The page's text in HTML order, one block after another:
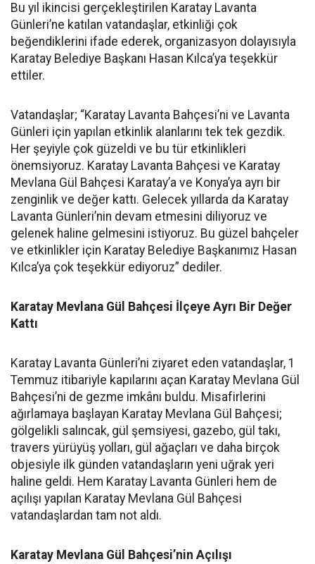
Bu yıl ikincisi gerçekleştirilen Karatay Lavanta
Günleri’ne katılan vatandaşlar, etkinliği çok
beğendiklerini ifade ederek, organizasyon dolayısıyla
Karatay Belediye Başkanı Hasan Kılca’ya teşekkür
ettiler.
Vatandaşlar; “Karatay Lavanta Bahçesi’ni ve Lavanta
Günleri için yapılan etkinlik alanlarını tek tek gezdik.
Her şeyiyle çok güzeldi ve bu tür etkinlikleri
önemsiyoruz. Karatay Lavanta Bahçesi ve Karatay
Mevlana Gül Bahçesi Karatay’a ve Konya’ya ayrı bir
zenginlik ve değer kattı. Gelecek yıllarda da Karatay
Lavanta Günleri’nin devam etmesini diliyoruz ve
gelenek haline gelmesini istiyoruz. Bu güzel bahçeler
ve etkinlikler için Karatay Belediye Başkanımız Hasan
Kılca’ya çok teşekkür ediyoruz” dediler.
Karatay Mevlana Gül Bahçesi İlçeye Ayrı Bir Değer
Kattı
Karatay Lavanta Günleri’ni ziyaret eden vatandaşlar, 1
Temmuz itibariyle kapılarını açan Karatay Mevlana Gül
Bahçesi’ni de gezme imkânı buldu. Misafirlerini
ağırlamaya başlayan Karatay Mevlana Gül Bahçesi;
gölgelikli salıncak, gül şemsiyesi, gazebo, gül takı,
travers yürüyüş yolları, gül ağaçları ve daha birçok
objesiyle ilk günden vatandaşların yeni uğrak yeri
haline geldi. Hem Karatay Lavanta Günleri hem de
açılışı yapılan Karatay Mevlana Gül Bahçesi
vatandaşlardan tam not aldı.
Karatay Mevlana Gül Bahçesi’nin Açılışı